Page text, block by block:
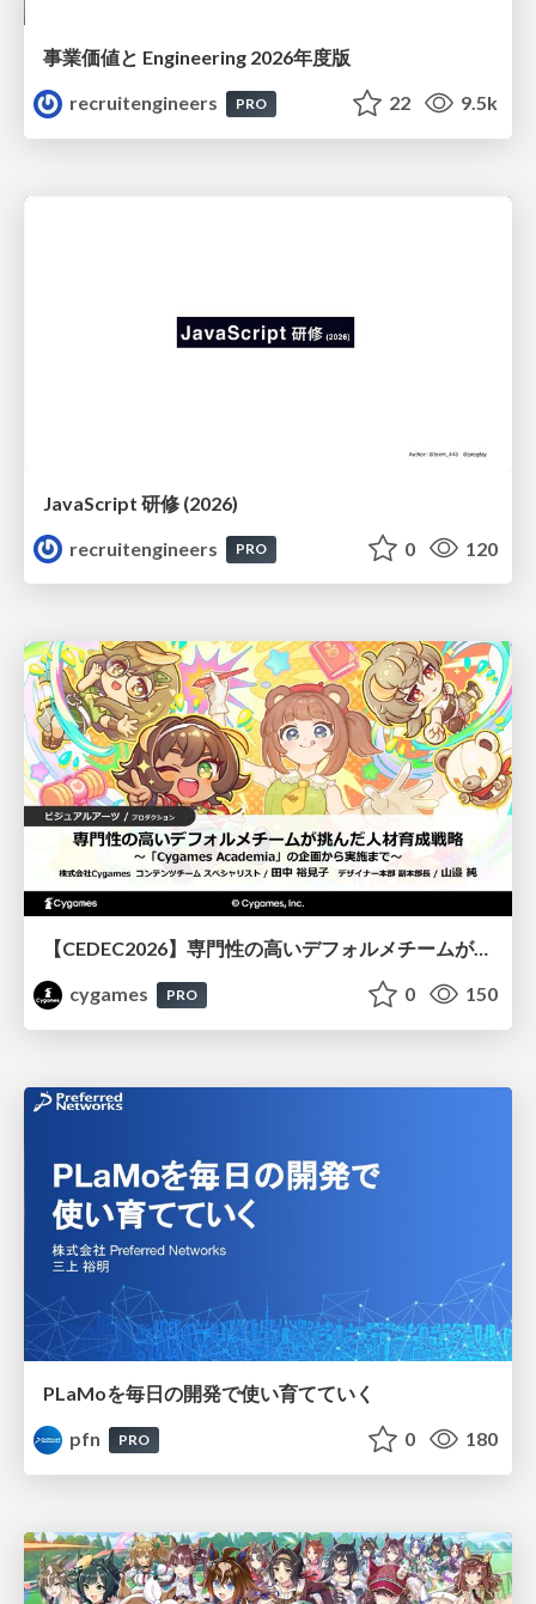
事業価値と Engineering 2026年度版
recruitengineers
PRO 22 9.5k
JavaScript 研修 (2026)
recruitengineers
PRO 0 120
【CEDEC2026】専門性の高いデフォルメチームが挑んだ人材育成戦略 〜Cygames Academiaの企画から実施まで〜
cygames
PRO 0 150
PLaMoを毎日の開発で使い育てていく
pfn
PRO 0 180